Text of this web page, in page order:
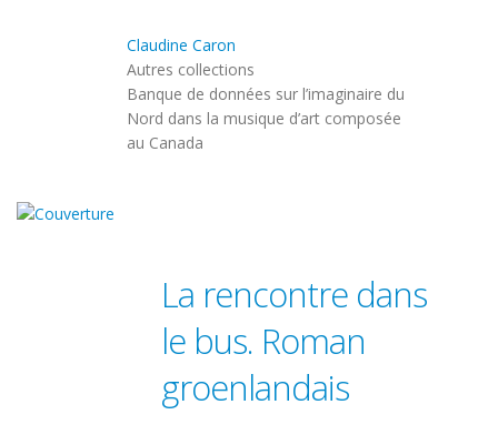
Claudine Caron
Autres collections
Banque de données sur l’imaginaire du
Nord dans la musique d’art composée
au Canada
La rencontre dans
le bus. Roman
groenlandais